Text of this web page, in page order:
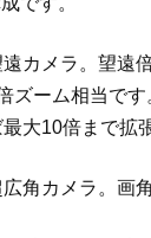
カメラ。望遠
ズーム相当で
大10倍まで拡
角カメラ。画